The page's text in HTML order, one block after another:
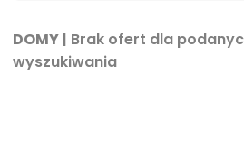
DOMY | Brak ofert dla
wyszukiwania